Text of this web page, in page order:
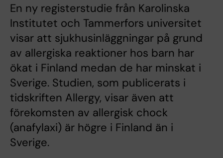
En ny registerstudie från Karolinska
Institutet och Tammerfors universitet
visar att sjukhusinläggningar på grund
av allergiska reaktioner hos barn har
ökat i Finland medan de har minskat i
Sverige. Studien, som publicerats i
tidskriften Allergy, visar även att
förekomsten av allergisk chock
(anafylaxi) är högre i Finland än i
Sverige.